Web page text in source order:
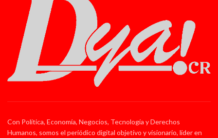
Con Política, Economía, Negocios, Tecnología y Derechos
Humanos, somos el periódico digital objetivo y visionario, líder en